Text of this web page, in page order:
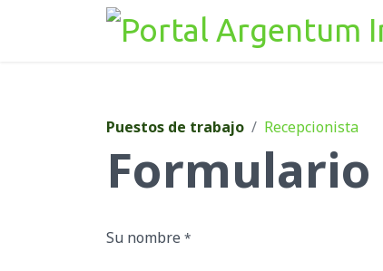
Puestos de trabajo Recepcionista
Su nombre *